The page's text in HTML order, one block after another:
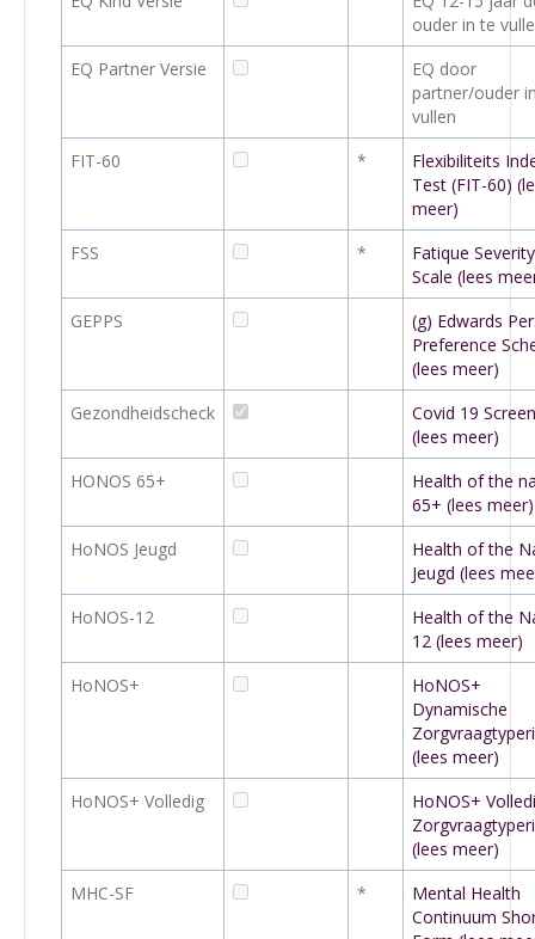
ouder in te
EQ Partner Versie
EQ door
partner/ouder
vullen
FIT-60
*
Flexibiliteits
Test (FIT-60)
meer)
FSS
*
Fatique Severity
Scale (lees
GEPPS
(g) Edwards
Preference
(lees meer)
Gezondheidscheck
Covid 19
(lees meer)
HONOS 65+
Health of the
65+ (lees meer)
HoNOS Jeugd
Health of the
Jeugd (lees
HoNOS-12
Health of the
12 (lees meer)
HoNOS+
HoNOS+
Dynamische
(lees meer)
HoNOS+ Volledig
HoNOS+
(lees meer)
MHC-SF
*
Mental Health
Continuum